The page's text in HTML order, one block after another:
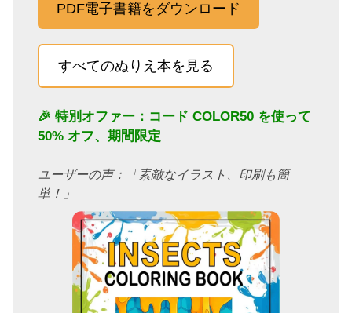
PDF電子書籍をダウンロード
すべてのぬりえ本を見る
🎉 特別オファー：コード COLOR50 を使って
50% オフ、期間限定
ユーザーの声：「素敵なイラスト、印刷も簡
単！」